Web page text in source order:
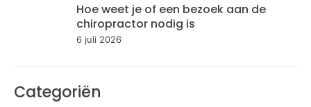
Hoe weet je of een bezoek aan de
chiropractor nodig is
6 juli 2026
Categoriën